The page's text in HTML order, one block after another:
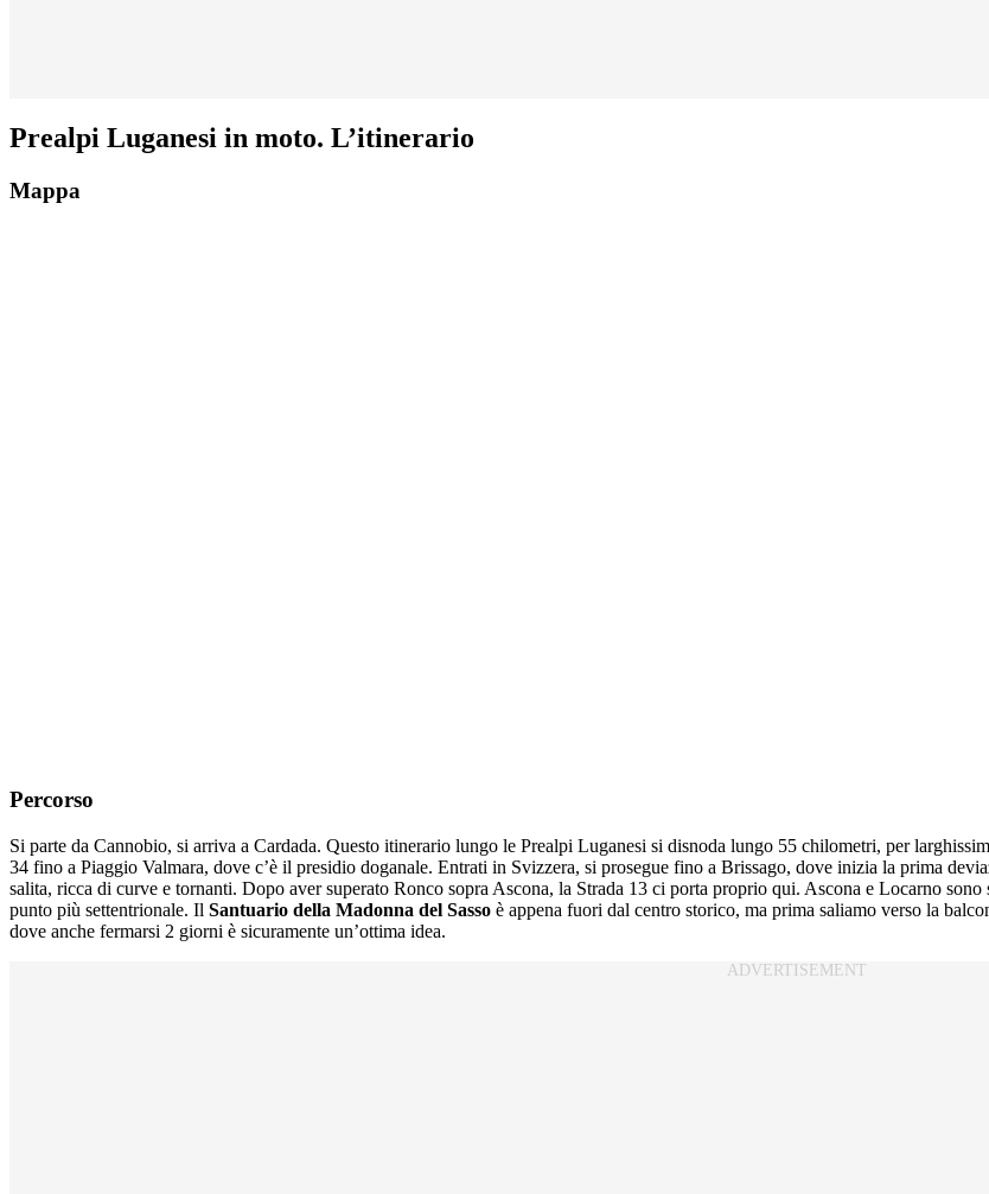
Prealpi Luganesi in moto. L’itinerario
Mappa
Percorso
Si parte da Cannobio, si arriva a Cardada. Questo itinerario lungo le Prealpi Luganesi si disnoda lungo 55 chilometri, per
34 fino a Piaggio Valmara, dove c’è il presidio doganale. Entrati in Svizzera, si prosegue fino a Brissago, dove inizia la prima
salita, ricca di curve e tornanti. Dopo aver superato Ronco sopra Ascona, la Strada 13 ci porta proprio qui. Ascona e Locarno
punto più settentrionale. Il Santuario della Madonna del Sasso è appena fuori dal centro storico, ma prima saliamo verso la
dove anche fermarsi 2 giorni è sicuramente un’ottima idea.